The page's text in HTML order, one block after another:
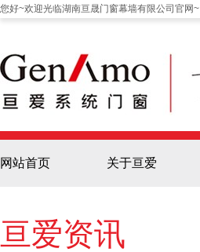
您好~欢迎光临湖南亘晟门窗幕墙有限公司官网~
网站首页 关于亘爱
亘爱资讯